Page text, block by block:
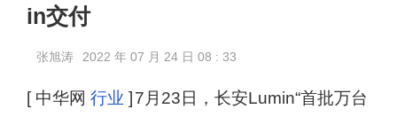
in交付
张旭涛 2022 年 07 月 24 日 08 : 33
[ 中华网 行业 ] 7月23日，长安Lumin“首批万台